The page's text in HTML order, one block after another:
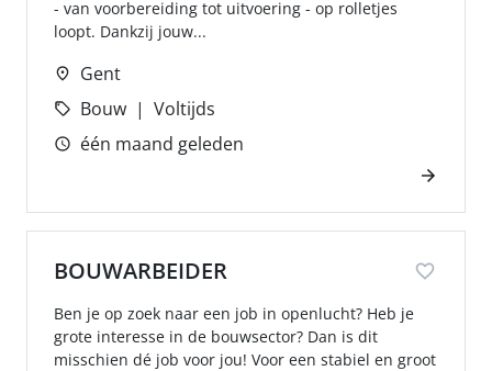
- van voorbereiding tot uitvoering - op rolletjes
loopt. Dankzij jouw...
Gent
Bouw
Voltijds
één maand geleden
BOUWARBEIDER
Ben je op zoek naar een job in openlucht? Heb je
grote interesse in de bouwsector? Dan is dit
misschien dé job voor jou! Voor een stabiel en groot